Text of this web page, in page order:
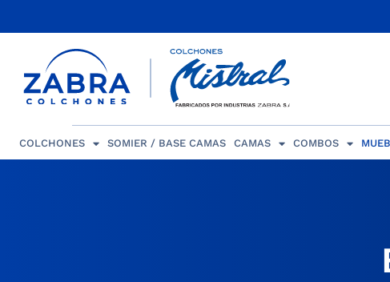
COLCHONES SOMIER / BASE CAMAS CAMAS COMBOS